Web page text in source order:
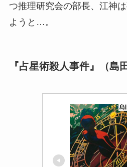
つ推理研究会の部長、江神
ようと…。
『占星術殺人事件』（島